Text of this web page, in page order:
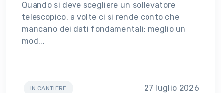
Quando si deve scegliere un sollevatore
telescopico, a volte ci si rende conto che
mancano dei dati fondamentali: meglio un
mod...
IN CANTIERE 27 luglio 2026